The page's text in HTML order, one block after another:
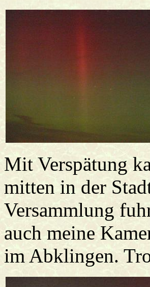
Mit Verspätung
mitten in der
Versammlung
auch meine
im Abklingen.